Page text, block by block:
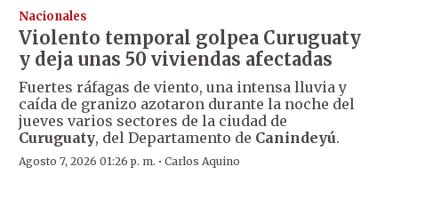
Nacionales
Violento temporal golpea Curuguaty
y deja unas 50 viviendas afectadas
Fuertes ráfagas de viento, una intensa lluvia y
caída de granizo azotaron durante la noche del
jueves varios sectores de la ciudad de
Curuguaty, del Departamento de Canindeyú.
Agosto 7, 2026 01:26 p. m. · Carlos Aquino